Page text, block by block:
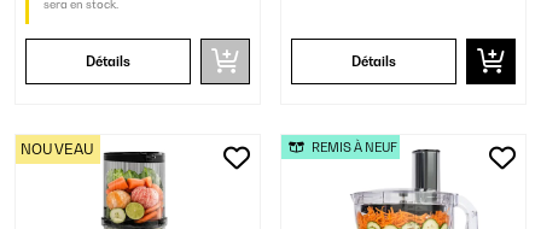
sera en stock.
Détails Détails
NOUVEAU REMIS À NEUF